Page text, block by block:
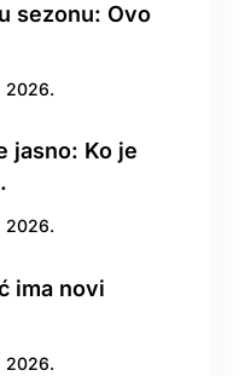
sezonu: Ovo
2026.
jasno: Ko je
2026.
ima novi
2026.